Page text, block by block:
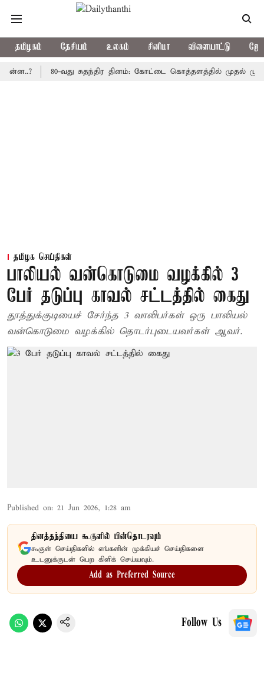
தமிழகம் தேசியம் உலகம் சினிமா விளையாட்டு
80-வது சுதந்திர தினம்: கோட்டை கொத்தளத்தில் முதல் முறையாக
தமிழக செய்திகள்
பாலியல் வன்கொடுமை வழக்கில் 3
பேர் தடுப்பு காவல் சட்டத்தில் கைது
தூத்துக்குடியைச் சேர்ந்த 3 வாலிபர்கள் ஒரு பாலியல்
வன்கொடுமை வழக்கில் தொடர்புடையவர்கள் ஆவர்.
Published on: 21 Jun 2026, 1:28 am
தினத்தந்தியை கூகுளில் பின்தொடரவும்
கூகுள் செய்திகளில் எங்களின் முக்கியச் செய்திகளை
உடனுக்குடன் பெற கிளிக் செய்யவும்.
Add as Preferred Source
Follow Us